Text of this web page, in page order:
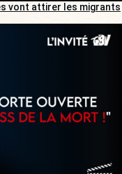
vont attirer les migrants